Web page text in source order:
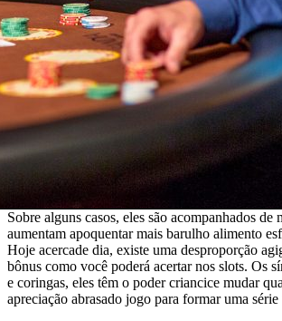
Sobre alguns casos, eles são acompanhados de
aumentam apoquentar mais barulho alimento
Hoje acercade dia, existe uma desproporção
bônus como você poderá acertar nos slots. Os
e coringas, eles têm o poder criancice mudar
apreciação abrasado jogo para formar uma série